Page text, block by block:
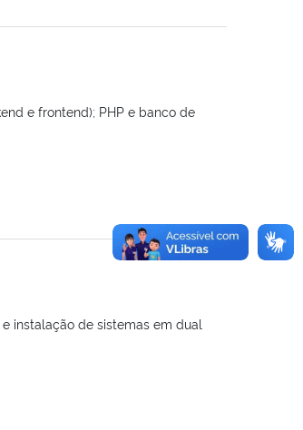
e frontend); PHP e banco de
instalação de sistemas em dual